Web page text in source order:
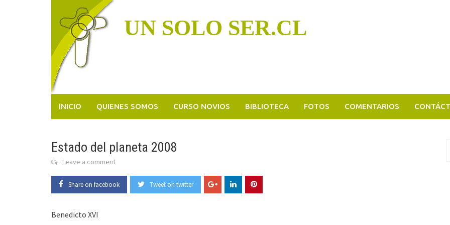
UN SOLO SER.CL
INICIO QUIENES SOMOS CURSO NOVIOS BIBLIOTECA FOTOS COMENTARIOS
Estado del planeta 2008
Leave a comment
Share on facebook Tweet on twitter
Benedicto XVI